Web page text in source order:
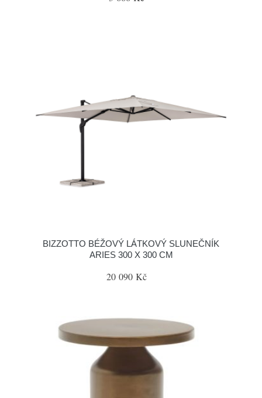
BIZZOTTO BÉŽOVÝ LÁTKOVÝ SLUNEČNÍK
ARIES 300 X 300 CM
20 090 Kč